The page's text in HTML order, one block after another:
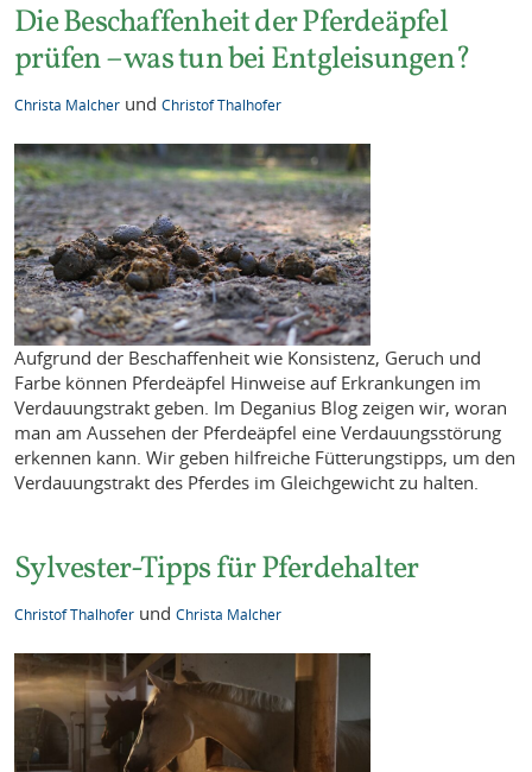
Die Beschaffenheit der Pferdeäpfel
prüfen – was tun bei Entgleisungen?
Christa Malcher undChristof Thalhofer
Aufgrund der Beschaffenheit wie Konsistenz, Geruch und
Farbe können Pferdeäpfel Hinweise auf Erkrankungen im
Verdauungstrakt geben. Im Deganius Blog zeigen wir, woran
man am Aussehen der Pferdeäpfel eine Verdauungsstörung
erkennen kann. Wir geben hilfreiche Fütterungstipps, um den
Verdauungstrakt des Pferdes im Gleichgewicht zu halten.
Sylvester-Tipps für Pferdehalter
Christof Thalhofer undChrista Malcher